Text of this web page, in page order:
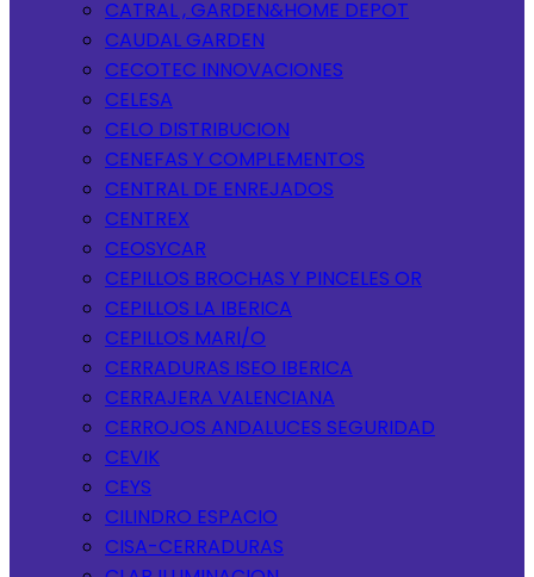
CATRAL , GARDEN&HOME DEPOT
CAUDAL GARDEN
CECOTEC INNOVACIONES
CELESA
CELO DISTRIBUCION
CENEFAS Y COMPLEMENTOS
CENTRAL DE ENREJADOS
CENTREX
CEOSYCAR
CEPILLOS BROCHAS Y PINCELES OR
CEPILLOS LA IBERICA
CEPILLOS MARI/O
CERRADURAS ISEO IBERICA
CERRAJERA VALENCIANA
CERROJOS ANDALUCES SEGURIDAD
CEVIK
CEYS
CILINDRO ESPACIO
CISA-CERRADURAS